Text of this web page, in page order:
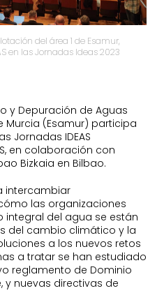
en las Jornadas Ideas 2023
y Depuración de Aguas
Murcia (Esamur) participa
Jornadas IDEAS
en colaboración con
Bizkaia en Bilbao.
intercambiar
las organizaciones
integral del agua se están
del cambio climático y la
a los nuevos retos
a tratar se han estudiado
reglamento de Dominio
y nuevas directivas de